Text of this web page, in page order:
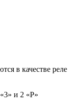
в качестве реле
и 2 «Р»